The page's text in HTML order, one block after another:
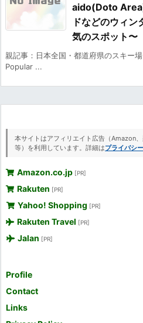
aido(Doto
ドなどのウィン
気のスポット〜
親記事：日本全国・都道府県のスキー
Popular ...
本サイトはアフィリエイト広告（Amazon
等）を利用しています。詳細はプライバシ
Amazon.co.jp [PR]
Rakuten [PR]
Yahoo! Shopping [PR]
Rakuten Travel [PR]
Jalan [PR]
Profile
Contact
Links